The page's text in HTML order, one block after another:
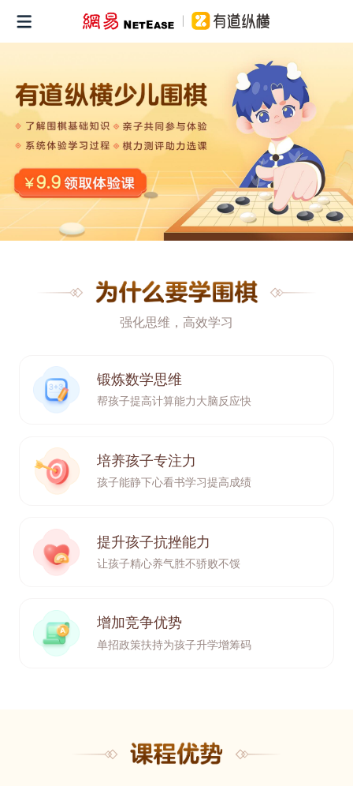
强化思维，高效学习
锻炼数学思维
帮孩子提高计算能力大脑反应快
培养孩子专注力
孩子能静下心看书学习提高成绩
提升孩子抗挫能力
让孩子精心养气胜不骄败不馁
增加竞争优势
单招政策扶持为孩子升学增筹码